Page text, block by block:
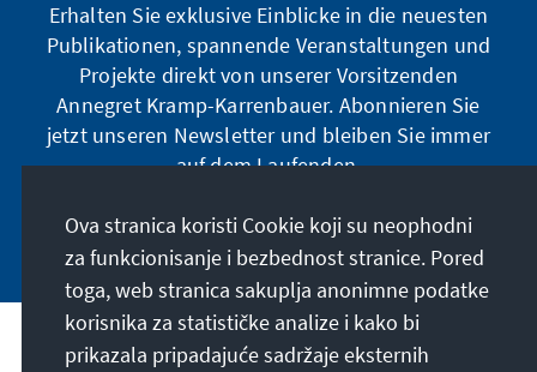
Erhalten Sie exklusive Einblicke in die neuesten
Publikationen, spannende Veranstaltungen und
Projekte direkt von unserer Vorsitzenden
Annegret Kramp-Karrenbauer. Abonnieren Sie
jetzt unseren Newsletter und bleiben Sie immer
auf dem Laufenden.
Jetzt abonnieren
Naša misija
Ova stranica koristi Cookie koji su neophodni
za funkcionisanje i bezbednost stranice. Pored
toga, web stranica sakuplja anonimne podatke
korisnika za statističke analize i kako bi
prikazala pripadajuće sadržaje eksternih